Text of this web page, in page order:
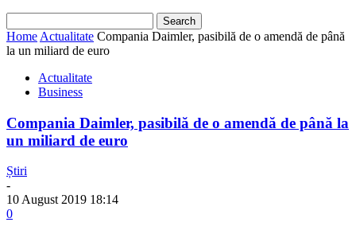
Home Actualitate Compania Daimler, pasibilă de o amendă de până
la un miliard de euro
Actualitate
Business
Compania Daimler, pasibilă de o amendă de până la
un miliard de euro
Știri
-
10 August 2019 18:14
0